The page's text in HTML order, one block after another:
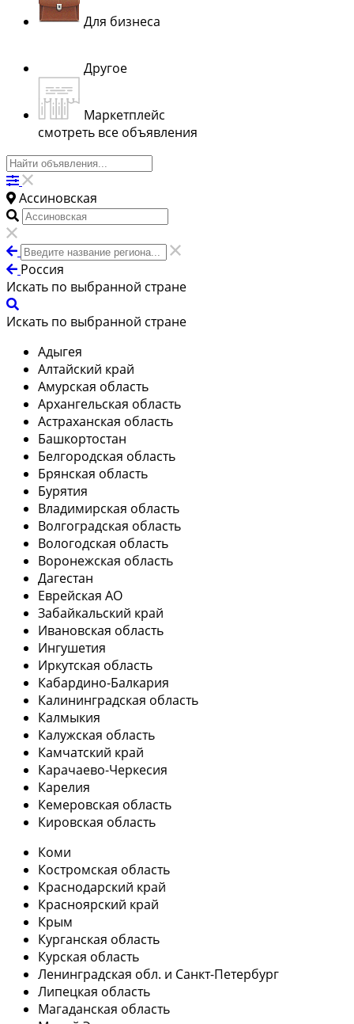
Для бизнеса
Другое
Маркетплейс
смотреть все объявления
Ассиновская
Россия
Искать по выбранной стране
Искать по выбранной стране
Адыгея
Алтайский край
Амурская область
Архангельская область
Астраханская область
Башкортостан
Белгородская область
Брянская область
Бурятия
Владимирская область
Волгоградская область
Вологодская область
Воронежская область
Дагестан
Еврейская АО
Забайкальский край
Ивановская область
Ингушетия
Иркутская область
Кабардино-Балкария
Калининградская область
Калмыкия
Калужская область
Камчатский край
Карачаево-Черкесия
Карелия
Кемеровская область
Кировская область
Коми
Костромская область
Краснодарский край
Красноярский край
Крым
Курганская область
Курская область
Ленинградская обл. и Санкт-Петербург
Липецкая область
Магаданская область